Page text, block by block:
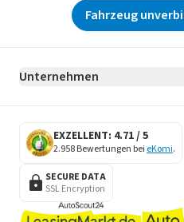
Fahrzeug
Unternehmen
EXZELLENT: 4.71 / 5
2.958 Bewertungen bei eKomi.
SECURE DATA
SSL Encryption